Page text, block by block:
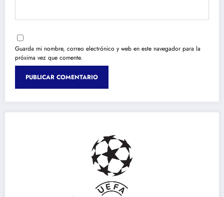
Guarda mi nombre, correo electrónico y web en este navegador para la
próxima vez que comente.